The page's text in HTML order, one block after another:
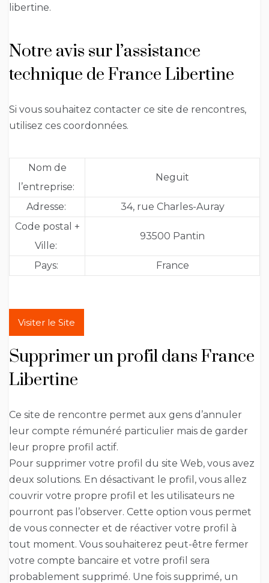
libertine.
Notre avis sur l’assistance
technique de France Libertine
Si vous souhaitez contacter ce site de rencontres,
utilisez ces coordonnées.
Nom de
l’entreprise:
Neguit
Adresse:
34, rue Charles-Auray
Code postal +
Ville:
93500 Pantin
Pays: France
Visiter le Site
Supprimer un profil dans France
Libertine
Ce site de rencontre permet aux gens d’annuler
leur compte rémunéré particulier mais de garder
leur propre profil actif.
Pour supprimer votre profil du site Web, vous avez
deux solutions. En désactivant le profil, vous allez
couvrir votre propre profil et les utilisateurs ne
pourront pas l’observer. Cette option vous permet
de vous connecter et de réactiver votre profil à
tout moment. Vous souhaiterez peut-être fermer
votre compte bancaire et votre profil sera
probablement supprimé. Une fois supprimé, un